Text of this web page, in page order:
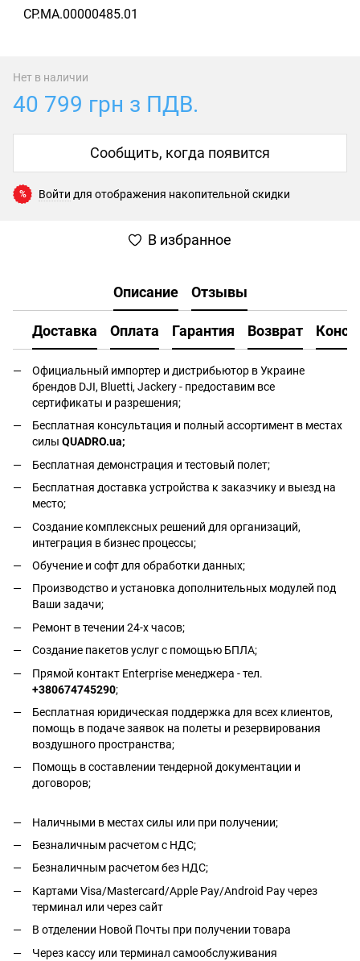
CP.MA.00000485.01
Нет в наличии
40 799 грн з ПДВ.
Сообщить, когда появится
% Войти для отображения накопительной скидки
В избранное
Описание Отзывы
Доставка Оплата Гарантия Возврат
Официальный импортер и дистрибьютор в Украине
брендов DJI, Bluetti, Jackery - предоставим все
сертификаты и разрешения;
Бесплатная консультация и полный ассортимент в местах
силы QUADRO.ua;
Бесплатная демонстрация и тестовый полет;
Бесплатная доставка устройства к заказчику и выезд на
место;
Создание комплексных решений для организаций,
интеграция в бизнес процессы;
Обучение и софт для обработки данных;
Производство и установка дополнительных модулей под
Ваши задачи;
Ремонт в течении 24-х часов;
Создание пакетов услуг с помощью БПЛА;
Прямой контакт Enterprise менеджера - тел.
+380674745290;
Бесплатная юридическая поддержка для всех клиентов,
помощь в подаче заявок на полеты и резервирования
воздушного пространства;
Помощь в составлении тендерной документации и
договоров;
Наличными в местах силы или при получении;
Безналичным расчетом с НДС;
Безналичным расчетом без НДС;
Картами Visa/Mastercard/Apple Pay/Android Pay через
терминал или через сайт
В отделении Новой Почты при получении товара
Через кассу или терминал самообслуживания